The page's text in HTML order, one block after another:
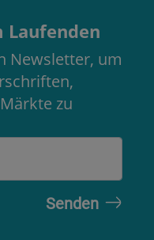
Laufenden
Newsletter, um
zu